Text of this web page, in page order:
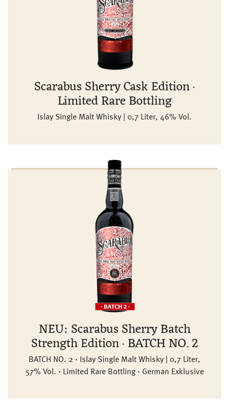
Scarabus Sherry Cask Edition ·
Limited Rare Bottling
Islay Single Malt Whisky | 0,7 Liter, 46% Vol.
NEU: Scarabus Sherry Batch
Strength Edition · BATCH NO. 2
BATCH NO. 2 · Islay Single Malt Whisky | 0,7 Liter,
57% Vol. · Limited Rare Bottling · German Exklusive